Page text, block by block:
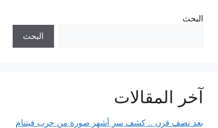
البحث
البحث
آخر المقالات
بعد نصف قرن .. كشف سر أشهر صورة من حرب فيتنام